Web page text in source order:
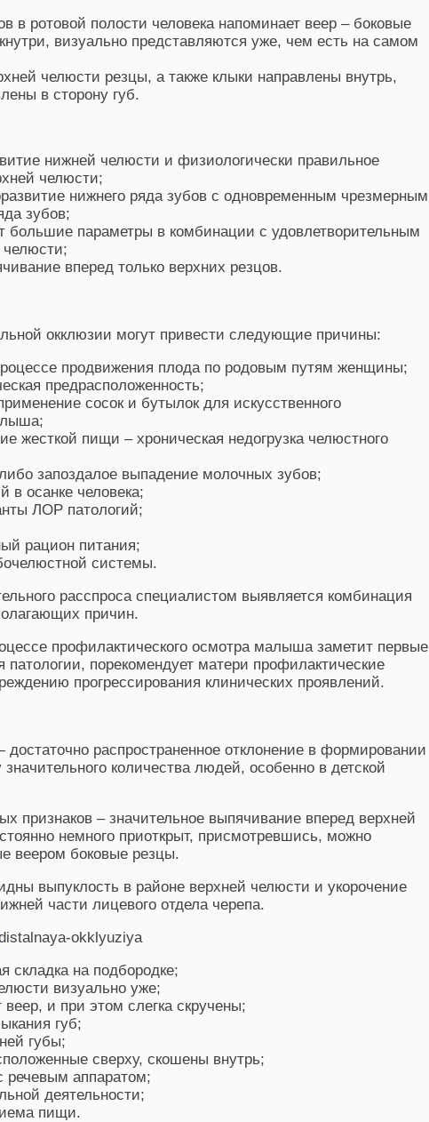
в ротовой полости человека напоминает веер – боковые
визуально представляются уже, чем есть на самом
челюсти резцы, а также клыки направлены внутрь,
в сторону губ.
нижней челюсти и физиологически правильное
челюсти;
нижнего ряда зубов с одновременным чрезмерным
зубов;
большие параметры в комбинации с удовлетворительным
вперед только верхних резцов.
окклюзии могут привести следующие причины:
продвижения плода по родовым путям женщины;
предрасположенность;
сосок и бутылок для искусственного
жесткой пищи – хроническая недогрузка челюстного
запоздалое выпадение молочных зубов;
в осанке человека;
ЛОР патологий;
рацион питания;
системы.
расспроса специалистом выявляется комбинация
причин.
профилактического осмотра малыша заметит первые
порекомендует матери профилактические
прогрессирования клинических проявлений.
распространенное отклонение в формировании
количества людей, особенно в детской
признаков – значительное выпячивание вперед верхней
немного приоткрыт, присмотревшись, можно
веером боковые резцы.
выпуклость в районе верхней челюсти и укорочение
части лицевого отдела черепа.
складка на подбородке;
визуально уже;
и при этом слегка скручены;
губ;
губы;
сверху, скошены внутрь;
речевым аппаратом;
деятельности;
пищи.